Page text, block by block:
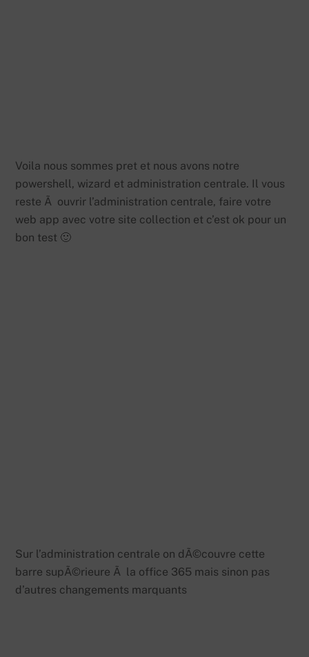
Voila nous sommes pret et nous avons notre
powershell, wizard et administration centrale. Il vous
reste Ã ouvrir l’administration centrale, faire votre
web app avec votre site collection et c’est ok pour un
bon test 🙂
Sur l’administration centrale on dÃ©couvre cette
barre supÃ©rieure Ã la office 365 mais sinon pas
d’autres changements marquants